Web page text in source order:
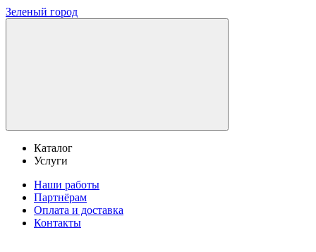
Зеленый город
Каталог
Услуги
Наши работы
Партнёрам
Оплата и доставка
Контакты